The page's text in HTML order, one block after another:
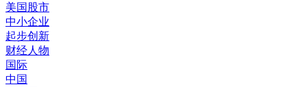
美国股市
中小企业
起步创新
财经人物
国际
中国